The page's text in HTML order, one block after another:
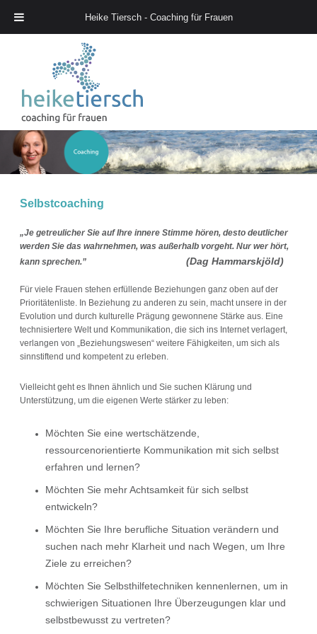
Heike Tiersch – Coaching für Frauen
Selbstcoaching
„Je getreulicher Sie auf Ihre innere Stimme hören, desto deutlicher
werden Sie das wahrnehmen, was außerhalb vorgeht. Nur wer hört,
kann sprechen.” (Dag Hammarskjöld)
Für viele Frauen stehen erfüllende Beziehungen ganz oben auf der
Prioritätenliste. In Beziehung zu anderen zu sein, macht unsere in der
Evolution und durch kulturelle Prägung gewonnene Stärke aus. Eine
technisiertere Welt und Kommunikation, die sich ins Internet verlagert,
verlangen von „Beziehungswesen“ weitere Fähigkeiten, um sich als
sinnstiftend und kompetent zu erleben.
Vielleicht geht es Ihnen ähnlich und Sie suchen Klärung und
Unterstützung, um die eigenen Werte stärker zu leben:
Möchten Sie eine wertschätzende,
ressourcenorientierte Kommunikation mit sich selbst
erfahren und lernen?
Möchten Sie mehr Achtsamkeit für sich selbst
entwickeln?
Möchten Sie Ihre berufliche Situation verändern und
suchen nach mehr Klarheit und nach Wegen, um Ihre
Ziele zu erreichen?
Möchten Sie Selbsthilfetechniken kennenlernen, um in
schwierigen Situationen Ihre Überzeugungen klar und
selbstbewusst zu vertreten?
Heike Tiersch - Coaching für Frauen